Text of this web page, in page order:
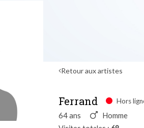
Retour aux artistes
Ferrand Hors
64 ans Homme